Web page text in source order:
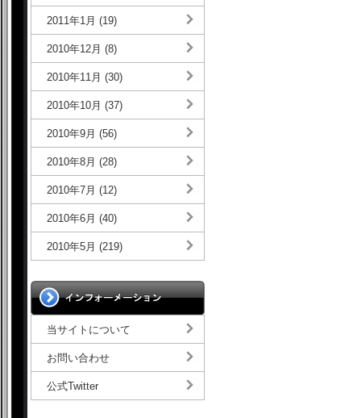
2011年1月 (19)
2010年12月 (8)
2010年11月 (30)
2010年10月 (37)
2010年9月 (56)
2010年8月 (28)
2010年7月 (12)
2010年6月 (40)
2010年5月 (219)
当サイトについて
お問い合わせ
公式Twitter